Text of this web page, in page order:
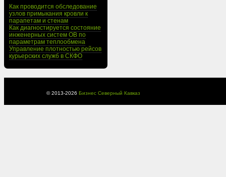
Как проводится обследование
узлов примыкания кровли к
парапетам и стенам
Как диагностируется состояние
инженерных систем ОВ по
параметрам теплообмена
Управление плотностью рейсов
курьерских служб в СКФО
© 2013-2026 Бизнес Северный Кавказ